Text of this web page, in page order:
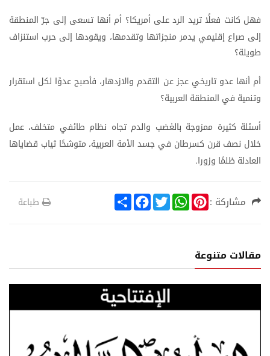
فهل كانت فعلًا تريد الرد على أمريكا؟ أم أنها تسعى إلى جرّ المنطقة
إلى صراع إقليمي يدمر منجزاتها وتقدمها، ويقودها إلى حرب استنزاف
طويلة؟
أم أنها عدو تاريخي عجزعن التقدم والازدهار، فأصبحعدوًا لكل استقرار
وتنمية في المنطقة العربية؟
أسئلة كثيرة ممزوجة بالغضب والدم تجاه نظام طائفي متخلف، عمل
خلال نصف قرن كسرطان في جسد الأمة العربية، متوشحًا ثياب قضاياها
العادلة ظلمًا وزورا.
مشاركة : S
h
F
a
k
T
w
W
h
p
P
i
e
s
طباعة
مقالات متنوعة